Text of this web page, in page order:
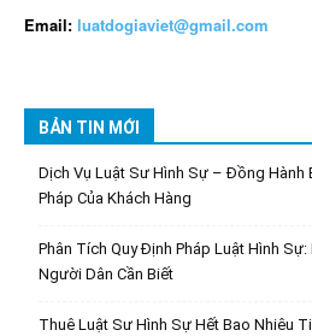
Email: luatdogiaviet@gmail.com
BẢN TIN MỚI
Dịch Vụ Luật Sư Hình Sự – Đồng Hành
Pháp Của Khách Hàng
Phân Tích Quy Định Pháp Luật Hình
Người Dân Cần Biết
Thuê Luật Sư Hình Sự Hết Bao Nhiêu